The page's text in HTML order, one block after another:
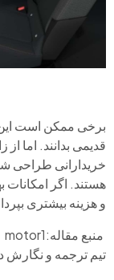
برخی ممکن است این
قدیمی بدانند. اما
خریدارانی طراحی
هستند. اگر امکانات
و هزینه بیشتری
منبع مقاله:motor1
تیم ترجمه و نگارش